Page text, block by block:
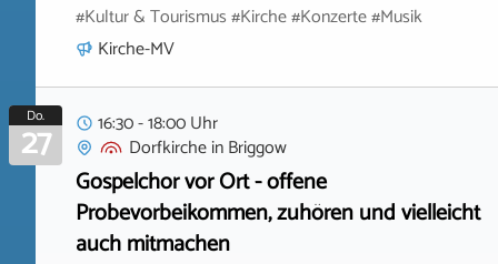
#Kultur & Tourismus #Kirche #Konzerte #Musik
Kirche-MV
Do.
27
16:30 - 18:00 Uhr
DorfkircheinBriggow
Gospelchor vor Ort - offene
Probevorbeikommen, zuhören und vielleicht
auch mitmachen